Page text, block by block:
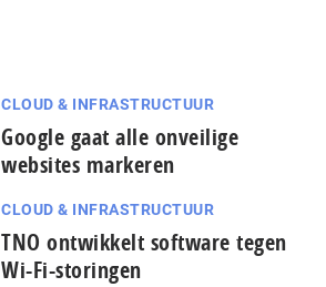
CLOUD & INFRASTRUCTUUR
Google gaat alle onveilige
websites markeren
CLOUD & INFRASTRUCTUUR
TNO ontwikkelt software tegen
Wi-Fi-storingen